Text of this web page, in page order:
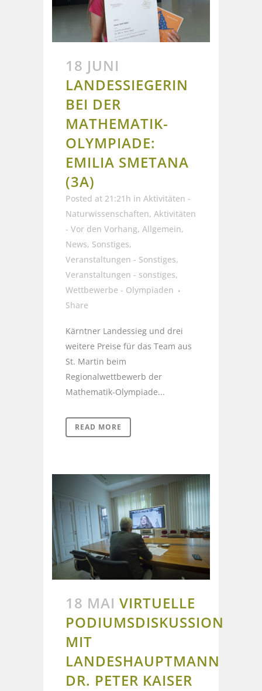
18 JUNI
LANDESSIEGERIN
BEI DER
MATHEMATIK-
OLYMPIADE:
EMILIA SMETANA
(3A)
Posted at 21:21h in Aktivitäten -
Naturwissenschaften, Aktivitäten
- Vor den Vorhang, Allgemein,
News, Sonstiges,
Veranstaltungen - Sonstiges,
Veranstaltungen - sonstiges,
Wettbewerbe - Olympiaden
Share
Kärntner Landessieg und drei
weitere Preise für das Team aus
St. Martin beim
Regionalwettbewerb der
Mathematik-Olympiade...
READ MORE
18 MAI VIRTUELLE
PODIUMSDISKUSSION
MIT
LANDESHAUPTMANN
DR. PETER KAISER